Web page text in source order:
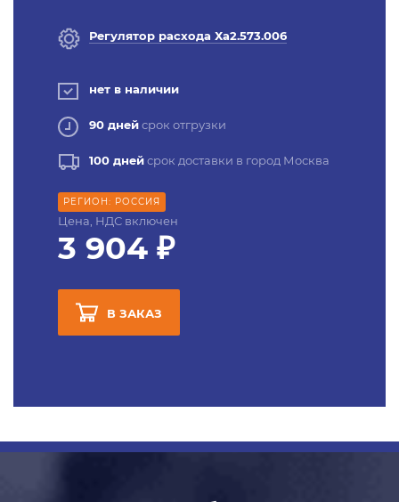
Регулятор расхода Ха2.573.006
нет в наличии
90 днейсрок отгрузки
100 днейсрок доставки в город Москва
РЕГИОН: РОССИЯ
Цена, НДС включен
3 904 ₽
В ЗАКАЗ